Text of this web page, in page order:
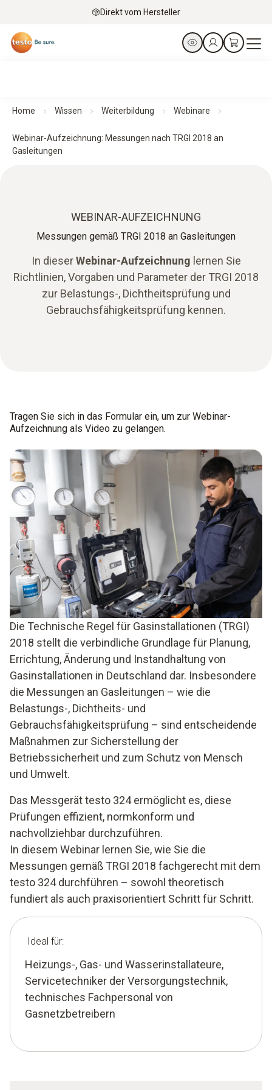
Direkt vom Hersteller
Home Wissen Weiterbildung Webinare
Webinar-Aufzeichnung: Messungen nach TRGI 2018 an
Gasleitungen
WEBINAR-AUFZEICHNUNG
Messungen gemäß TRGI 2018 an Gasleitungen
In dieserWebinar-Aufzeichnung lernen Sie
Richtlinien, Vorgaben und Parameter der TRGI 2018
zur Belastungs-, Dichtheitsprüfung und
Gebrauchsfähigkeitsprüfung kennen.
Tragen Sie sich in das Formular ein, um zur Webinar-
Aufzeichnung als Video zu gelangen.
Die Technische Regel für Gasinstallationen (TRGI)
2018 stellt die verbindliche Grundlage für Planung,
Errichtung, Änderung und Instandhaltung von
Gasinstallationen in Deutschland dar. Insbesondere
die Messungen an Gasleitungen – wie die
Belastungs-, Dichtheits- und
Gebrauchsfähigkeitsprüfung – sind entscheidende
Maßnahmen zur Sicherstellung der
Betriebssicherheit und zum Schutz von Mensch
und Umwelt.
Das Messgerät testo 324 ermöglicht es, diese
Prüfungen effizient, normkonform und
nachvollziehbar durchzuführen.
In diesem Webinar lernen Sie, wie Sie die
Messungen gemäß TRGI 2018 fachgerecht mit dem
testo 324 durchführen – sowohl theoretisch
fundiert als auch praxisorientiert Schritt für Schritt.
Ideal für:
Heizungs-, Gas- und Wasserinstallateure,
Servicetechniker der Versorgungstechnik,
technisches Fachpersonal von
Gasnetzbetreibern